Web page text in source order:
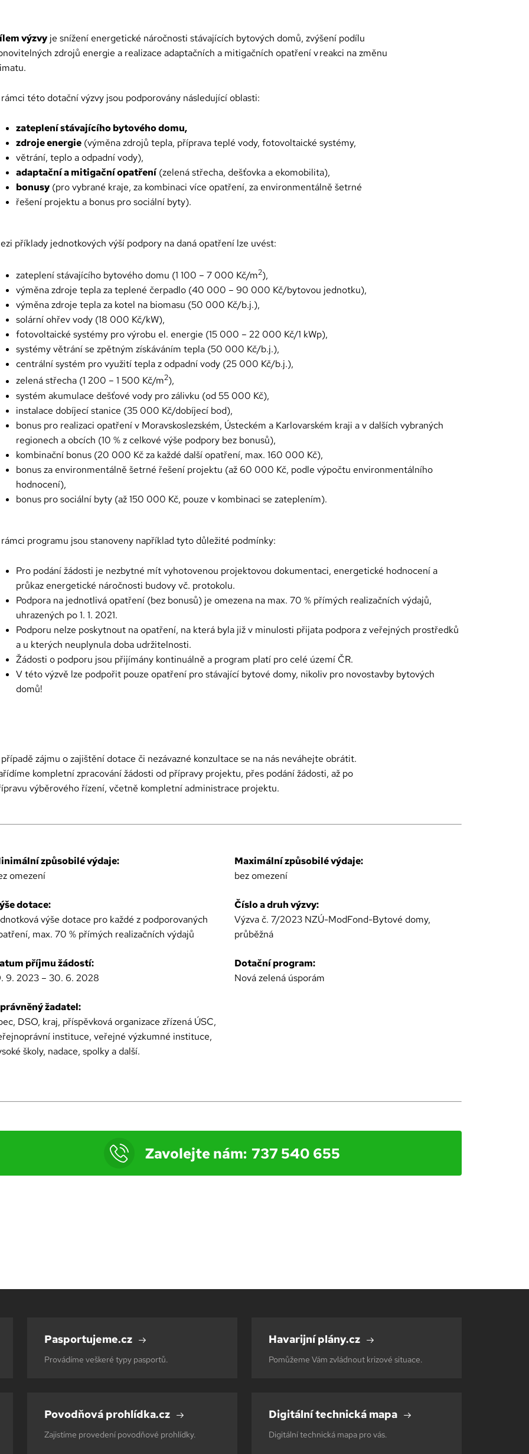
výzvy je snížení energetické náročnosti stávajících bytových domů, zvýšení podílu
zdrojů energie a realizace adaptačních a mitigačních opatření v reakci na změnu
této dotační výzvy jsou podporovány následující oblasti:
zateplení stávajícího bytového domu,
zdroje energie (výměna zdrojů tepla, příprava teplé vody, fotovoltaické systémy,
větrání, teplo a odpadní vody),
adaptační a mitigační opatření(zelená střecha, dešťovka a ekomobilita),
bonusy (pro vybrané kraje, za kombinaci více opatření, za environmentálně šetrné
řešení projektu a bonus pro sociální byty).
příklady jednotkových výší podpory na daná opatření lze uvést:
zateplení stávajícího bytového domu (1 100 – 7 000 Kč/m2),
výměna zdroje tepla za teplené čerpadlo (40 000 – 90 000 Kč/bytovou jednotku),
výměna zdroje tepla za kotel na biomasu (50 000 Kč/b.j.),
solární ohřev vody (18 000 Kč/kW),
fotovoltaické systémy pro výrobu el. energie (15 000 – 22 000 Kč/1 kWp),
systémy větrání se zpětným získáváním tepla (50 000 Kč/b.j.),
centrální systém pro využití tepla z odpadní vody (25 000 Kč/b.j.),
zelená střecha (1 200 – 1 500 Kč/m2),
systém akumulace dešťové vody pro zálivku (od 55 000 Kč),
instalace dobíjecí stanice (35 000 Kč/dobíjecí bod),
bonus pro realizaci opatření v Moravskoslezském, Ústeckém a Karlovarském kraji a v dalších vybraných
regionech a obcích (10 % z celkové výše podpory bez bonusů),
kombinační bonus (20 000 Kč za každé další opatření, max. 160 000 Kč),
bonus za environmentálně šetrné řešení projektu (až 60 000 Kč, podle výpočtu environmentálního
hodnocení),
bonus pro sociální byty (až 150 000 Kč, pouze v kombinaci se zateplením).
programu jsou stanoveny například tyto důležité podmínky:
Pro podání žádosti je nezbytné mít vyhotovenou projektovou dokumentaci, energetické hodnocení a
průkaz energetické náročnosti budovy vč. protokolu.
Podpora na jednotlivá opatření (bez bonusů) je omezena na max. 70 % přímých realizačních výdajů,
uhrazených po 1. 1. 2021.
Podporu nelze poskytnout na opatření, na která byla již v minulosti přijata podpora z veřejných prostředků
a u kterých neuplynula doba udržitelnosti.
Žádosti o podporu jsou přijímány kontinuálně a program platí pro celé území ČR.
V této výzvě lze podpořit pouze opatření pro stávající bytové domy, nikoliv pro novostavby bytových
domů!
zájmu o zajištění dotace či nezávazné konzultace se na nás neváhejte obrátit.
kompletní zpracování žádosti od přípravy projektu, přes podání žádosti, až po
výběrového řízení, včetně kompletní administrace projektu.
způsobilé výdaje:
omezení
Maximální způsobilé výdaje:
bez omezení
dotace:
výše dotace pro každé z podporovaných
max. 70 % přímých realizačních výdajů
Číslo a druh výzvy:
Výzva č. 7/2023 NZÚ-ModFond-Bytové domy,
průběžná
příjmu žádostí:
9. 2023 – 30. 6. 2028
Dotační program:
Nová zelená úsporám
žadatel:
DSO, kraj, příspěvková organizace zřízená ÚSC,
instituce, veřejné výzkumné instituce,
školy, nadace, spolky a další.
Zavolejte nám: 737 540 655
Pasportujeme.cz
Provádíme veškeré typy pasportů.
Havarijní plány.cz
Pomůžeme Vám zvládnout krizové situace.
Povodňová prohlídka.cz
Zajistíme provedení povodňové prohlídky.
Digitální technická mapa
Digitální technická mapa pro vás.